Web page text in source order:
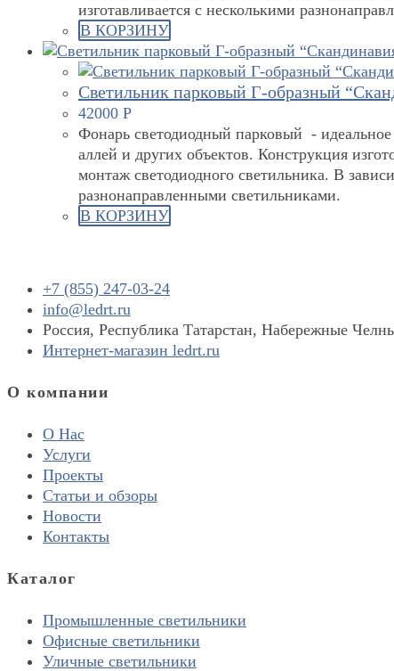
изготавливается с несколькими
В КОРЗИНУ
Светильник парковый Г-образный
42000 Р
Фонарь светодиодный парковый -
аллей и других объектов. Конструкция
монтаж светодиодного светильника. В
разнонаправленными светильниками.
В КОРЗИНУ
+7 (855) 247-03-24
info@ledrt.ru
Россия, Республика Татарстан, Набережные
Интернет-магазин ledrt.ru
О компании
О Нас
Услуги
Проекты
Статьи и обзоры
Новости
Контакты
Каталог
Промышленные светильники
Офисные светильники
Уличные светильники